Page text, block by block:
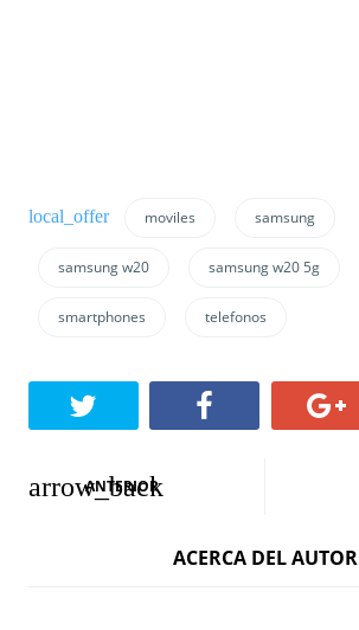
moviles samsung
samsung w20 samsung w20 5g
smartphones telefonos
N
ANTERIOR
ACERCA DEL AUTOR